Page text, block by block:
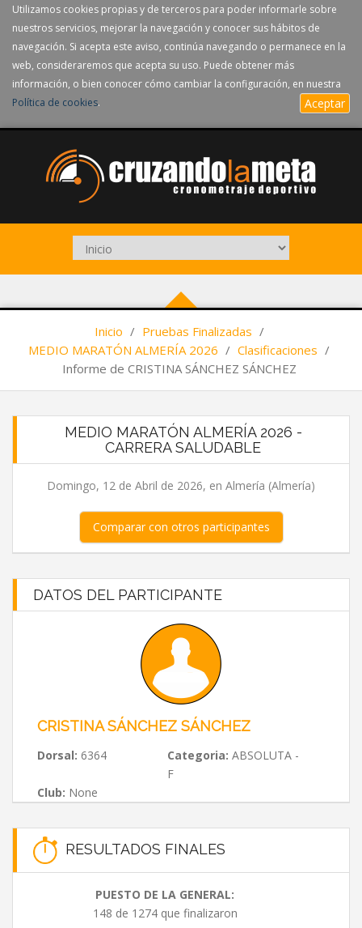
Utilizamos cookies propias y de terceros para poder informarle sobre
nuestros servicios, mejorar la navegación y conocer sus hábitos de
navegación. Si acepta este aviso, continúa navegando o permanece en la
web, consideraremos que acepta su uso. Puede obtener más
información, o bien conocer cómo cambiar la configuración, en nuestra
Política de cookies. Aceptar
Inicio / Pruebas Finalizadas /
MEDIO MARATÓN ALMERÍA 2026 / Clasificaciones /
Informe de CRISTINA SÁNCHEZ SÁNCHEZ
MEDIO MARATÓN ALMERÍA 2026 -
CARRERA SALUDABLE
Domingo, 12 de Abril de 2026, en Almería (Almería)
Comparar con otros participantes
DATOS DEL PARTICIPANTE
CRISTINA SÁNCHEZ SÁNCHEZ
Dorsal: 6364 Categoria: ABSOLUTA -
F
Club: None
RESULTADOS FINALES
PUESTO DE LA GENERAL:
148 de 1274 que finalizaron